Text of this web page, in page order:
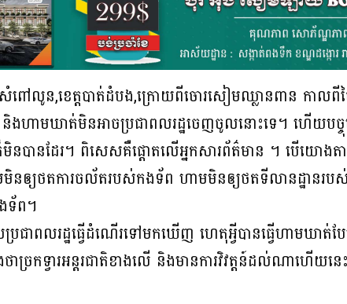
ៅលូន,ខេត្តបាត់ដំបង,ក្រោយពីចោរសៀមឈ្លានពាន កាលពីថ្
។ និងហាមឃាត់មិនអាចប្រជាពលរដ្ឋចេញចូលនោះទេ។ ហើយបច្
នបានដែរ។ ពិសេសគឺផ្ដោតលើអ្នកសារព័ត៌មាន ។ បើយោង
មមិនឲ្យថតការចល័តរបស់កងទ័ព ហាមមិនឲ្យថតទីលានដ្ឋានរ
ទ័ព។
រជាពលរដ្ឋធ្វើដំណើរទៅមកឃើញ ហេតុអ្វីបានធ្វើហាមឃាត់ប
រកទ្វារអន្តរជាតិខាងលើ និងមានការវិវត្តន៍ដល់ណាហើយន